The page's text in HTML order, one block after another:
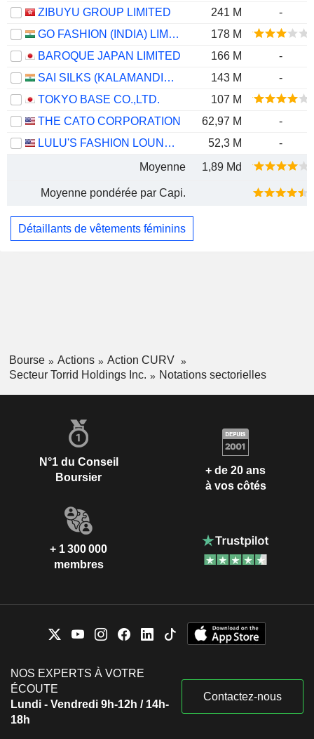
ZIBUYU GROUP LIMITED
241 M
-
GO FASHION (INDIA) LIMITED
178 M
BAROQUE JAPAN LIMITED
166 M
-
SAI SILKS (KALAMANDIR) LIMITED
143 M
-
TOKYO BASE CO.,LTD.
107 M
THE CATO CORPORATION
62,97 M
-
LULU'S FASHION LOUNGE HOLDINGS, INC.
52,3 M
-
Moyenne
1,89 Md
Moyenne pondérée par Capi.
Détaillants de vêtements féminins
Bourse Actions
Action CURV
Secteur Torrid Holdings Inc.
Notations sectorielles
N°1 du Conseil
Boursier
+ de 20 ans
à vos côtés
+ 1 300 000
membres
NOS EXPERTS À VOTRE
ÉCOUTE
Lundi - Vendredi 9h-12h / 14h-
18h
Contactez-nous